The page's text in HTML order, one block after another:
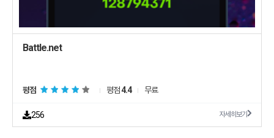
Battle.net
평점 평점4.4 무료
256 자세히보기